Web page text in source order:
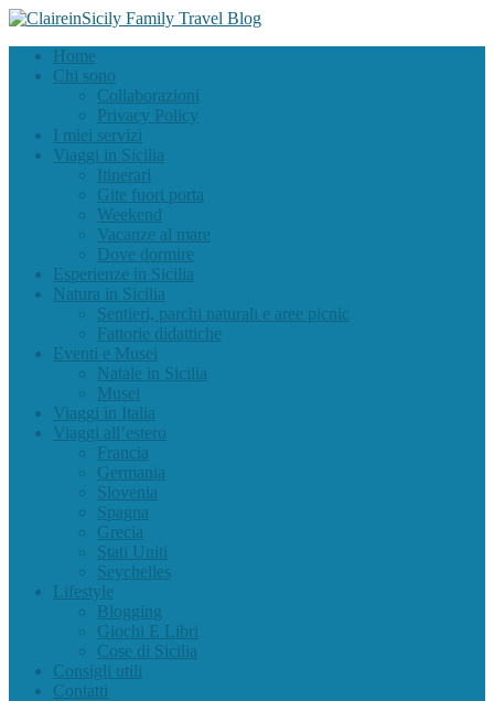
Home
Chi sono
Collaborazioni
Privacy Policy
I miei servizi
Viaggi in Sicilia
Itinerari
Gite fuori porta
Weekend
Vacanze al mare
Dove dormire
Esperienze in Sicilia
Natura in Sicilia
Sentieri, parchi naturali e aree picnic
Fattorie didattiche
Eventi e Musei
Natale in Sicilia
Musei
Viaggi in Italia
Viaggi all’estero
Francia
Germania
Slovenia
Spagna
Grecia
Stati Uniti
Seychelles
Lifestyle
Blogging
Giochi E Libri
Cose di Sicilia
Consigli utili
Contatti